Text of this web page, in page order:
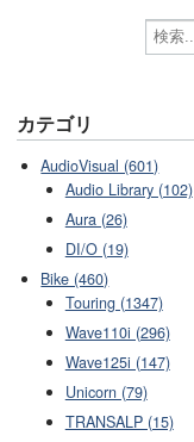
カテゴリ
AudioVisual (601)
Audio Library (102)
Aura (26)
DI/O (19)
Bike (460)
Touring (1347)
Wave110i (296)
Wave125i (147)
Unicorn (79)
TRANSALP (15)